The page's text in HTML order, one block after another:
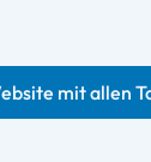
mit allen